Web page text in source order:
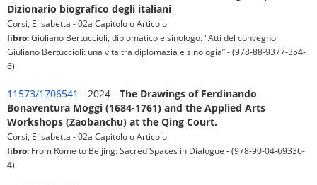
Dizionario biografico degli italiani
Corsi, Elisabetta - 02a Capitolo o Articolo
libro:Giuliano Bertuccioli, diplomatico e sinologo. "Atti del convegno
Giuliano Bertuccioli: una vita tra diplomazia e sinologia” - (978-88-9377-354-
6)
11573/1706541 - 2024 - The Drawings of Ferdinando
Bonaventura Moggi (1684-1761) and the Applied Arts
Workshops (Zaobanchu) at the Qing Court.
Corsi, Elisabetta - 02a Capitolo o Articolo
libro: From Rome to Beijing: Sacred Spaces in Dialogue - (978-90-04-69336-
4)